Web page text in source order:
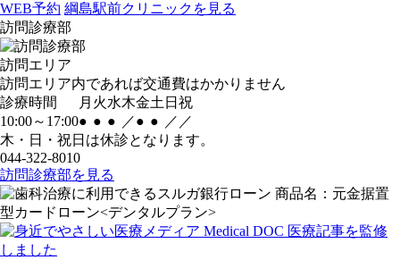
WEB予約 綱島駅前クリニックを見る
訪問診療部
訪問エリア
訪問エリア内であれば交通費はかかりません
診療時間
月 火水木金土 日 祝
10:00～17:00● ● ● ／● ● ／ ／
木・日・祝日は休診となります。
044-322-8010
訪問診療部を見る